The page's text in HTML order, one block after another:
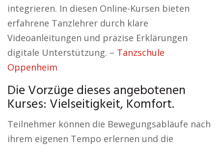
integrieren. In diesen Online-Kursen bieten
erfahrene Tanzlehrer durch klare
Videoanleitungen und präzise Erklärungen
digitale Unterstützung. – Tanzschule
Oppenheim
Die Vorzüge dieses angebotenen
Kurses: Vielseitigkeit, Komfort.
Teilnehmer können die Bewegungsabläufe nach
ihrem eigenen Tempo erlernen und die